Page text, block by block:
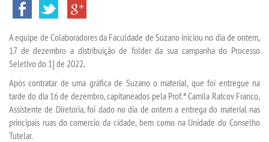
VESTIBULAR
INSCREVA-SE
VALORES
TRANSFERÃªNCIA
A equipe de Colaboradores da Faculdade de Suzano iniciou no dia de ontem,
17 de dezembro a distribuição de folder da sua campanha do Processo
Seletivo do 1] de 2022.
Após contratar de uma gráfica de Suzano o material, que foi entregue na
tarde do dia 16 de dezembro, capitaneados pela Prof.ª Camila Ratcov Franco,
Assistente de Diretoria, foi dado no dia de ontem a entrega do material nas
principais ruas do comercio da cidade, bem como na Unidade do Conselho
Tutelar.